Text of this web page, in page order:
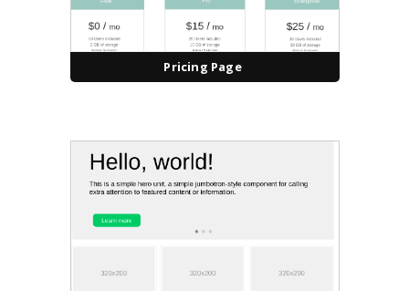
Pricing Page